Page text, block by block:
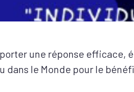
une réponse efficace,
dans le Monde pour le